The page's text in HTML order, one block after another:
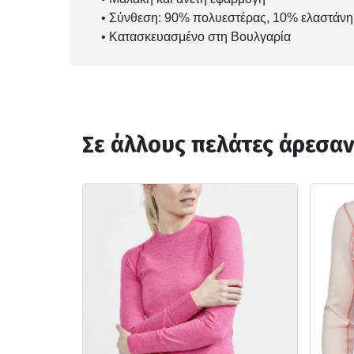
• Σύνθεση: 90% πολυεστέρας, 10% ελαστάνη
• Κατασκευασμένο στη Βουλγαρία
Σε άλλους πελάτες άρεσαν